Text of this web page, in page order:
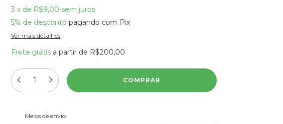
3 x de R$9,00 sem juros
5% de desconto pagando com Pix
Ver mais detalhes
Frete grátis a partir de R$200,00
Entregas para o CEP:
Meios de envio